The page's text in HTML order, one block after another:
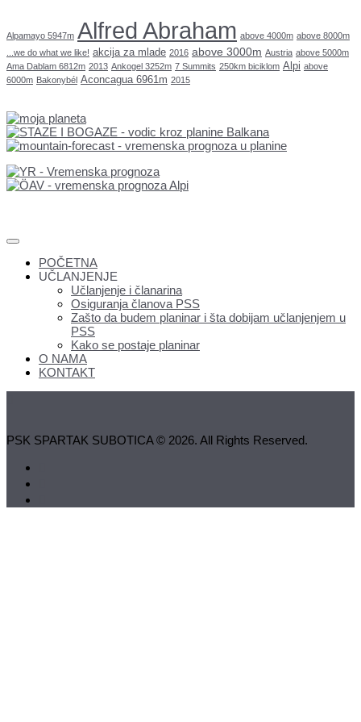
Alpamayo 5947m Alfred Abraham above 4000m above 8000m
...we do what we like! akcija za mlade 2016 above 3000m Austria above 5000m
Ama Dablam 6812m 2013 Ankogel 3252m 7 Summits 250km biciklom Alpi above
6000m Bakonybél Aconcagua 6961m 2015
POČETNA
UČLANJENJE
Učlanjenje i članarina
Osiguranja članova PSS
Zašto da budem planinar i šta dobijam učlanjenjem u
PSS
Kako se postaje planinar
O NAMA
KONTAKT
PSK SPARTAK SUBOTICA © 2026. All Rights Reserved.